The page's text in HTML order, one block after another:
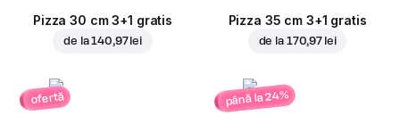
Pizza 30 cm 3+1 gratis
de la140,97 lei
Pizza 35 cm 3+1 gratis
de la 170,97 lei
ofertă până la 24%